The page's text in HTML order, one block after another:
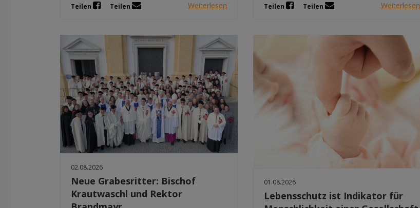
Teilen Teilen Weiterlesen Teilen Teilen Weiterlesen
02.08.2026
Neue Grabesritter: Bischof
Krautwaschl und Rektor
01.08.2026
Lebensschutz ist Indikator für